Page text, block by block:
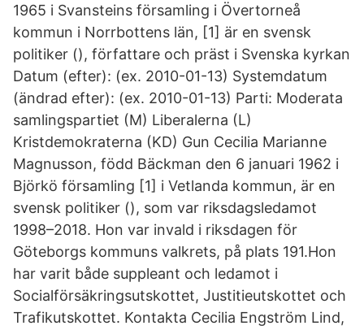
1965 i Svansteins församling i Övertorneå
kommun i Norrbottens län, [1] är en svensk
politiker (), författare och präst i Svenska kyrkan
Datum (efter): (ex. 2010-01-13) Systemdatum
(ändrad efter): (ex. 2010-01-13) Parti: Moderata
samlingspartiet (M) Liberalerna (L)
Kristdemokraterna (KD) Gun Cecilia Marianne
Magnusson, född Bäckman den 6 januari 1962 i
Björkö församling [1] i Vetlanda kommun, är en
svensk politiker (), som var riksdagsledamot
1998–2018. Hon var invald i riksdagen för
Göteborgs kommuns valkrets, på plats 191.Hon
har varit både suppleant och ledamot i
Socialförsäkringsutskottet, Justitieutskottet och
Trafikutskottet. Kontakta Cecilia Engström Lind,